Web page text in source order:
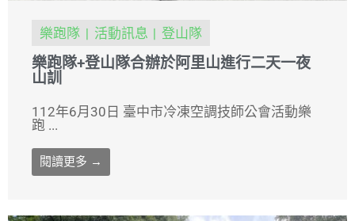
樂跑隊 活動訊息
登山隊
樂跑隊+登山隊合辦於阿里山進行二天一夜
山訓
112年6月30日 臺中市冷凍空調技師公會活動樂
跑 ...
閱讀更多 →